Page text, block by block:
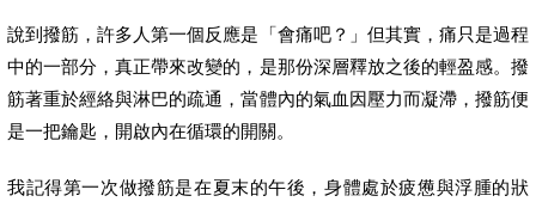
說到撥筋，許多人第一個反應是「會痛吧？」但其實，痛只是過程
中的一部分，真正帶來改變的，是那份深層釋放之後的輕盈感。撥
筋著重於經絡與淋巴的疏通，當體內的氣血因壓力而凝滯，撥筋便
是一把鑰匙，開啟內在循環的開關。
我記得第一次做撥筋是在夏末的午後，身體處於疲憊與浮腫的狀